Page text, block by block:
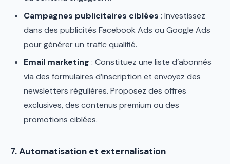
Campagnes publicitaires ciblées : Investissez
dans des publicités Facebook Ads ou Google Ads
pour générer un trafic qualifié.
Email marketing : Constituez une liste d’abonnés
via des formulaires d’inscription et envoyez des
newsletters régulières. Proposez des offres
exclusives, des contenus premium ou des
promotions ciblées.
7. Automatisation et externalisation